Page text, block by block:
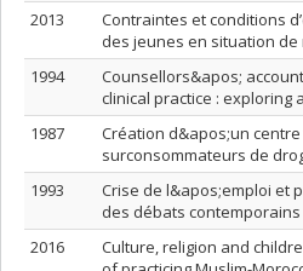
2013
Contraintes et conditions
des jeunes en situation de
1994
Counsellors&apos;
clinical practice : exploring
1987
Création d&apos;un
surconsommateurs de
1993
Crise de l&apos;emploi et
des débats contemporains
2016
Culture, religion and